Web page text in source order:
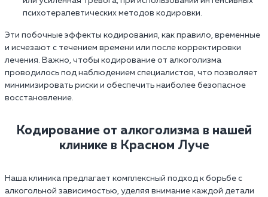
психотерапевтических методов кодировки.
Эти побочные эффекты кодирования, как правило, временные
и исчезают с течением времени или после корректировки
лечения. Важно, чтобы кодирование от алкоголизма
проводилось под наблюдением специалистов, что позволяет
минимизировать риски и обеспечить наиболее безопасное
восстановление.
Кодирование от алкоголизма в нашей
клинике в Красном Луче
Наша клиника предлагает комплексный подход к борьбе с
алкогольной зависимостью, уделяя внимание каждой детали